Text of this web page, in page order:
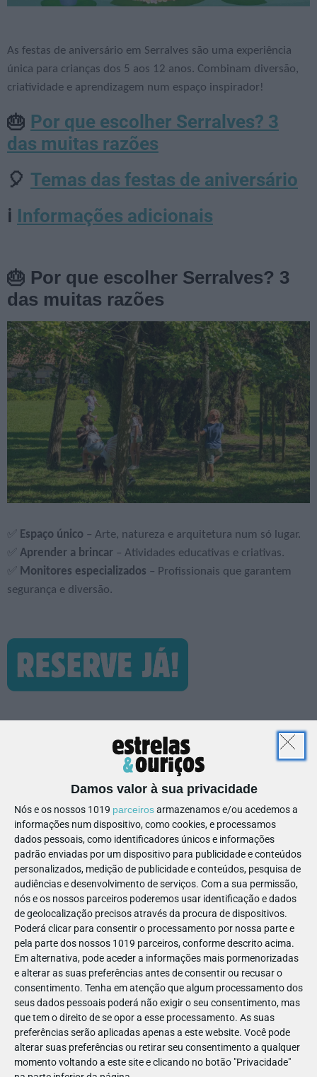
Damos valor à sua privacidade
Nós e os nossos 1019 parceirosarmazenamos e/ou acedemos a
informações num dispositivo, como cookies, e processamos
dados pessoais, como identificadores únicos e informações
padrão enviadas por um dispositivo para publicidade e conteúdos
personalizados, medição de publicidade e conteúdos, pesquisa de
audiências e desenvolvimento de serviços. Com a sua permissão,
nós e os nossos parceiros poderemos usar identificação e dados
de geolocalização precisos através da procura de dispositivos.
Poderá clicar para consentir o processamento por nossa parte e
pela parte dos nossos 1019 parceiros, conforme descrito acima.
Em alternativa, pode aceder a informações mais pormenorizadas
e alterar as suas preferências antes de consentir ou recusar o
consentimento. Tenha em atenção que algum processamento dos
seus dados pessoais poderá não exigir o seu consentimento, mas
que tem o direito de se opor a esse processamento. As suas
preferências serão aplicadas apenas a este website. Você pode
alterar suas preferências ou retirar seu consentimento a qualquer
momento voltando a este site e clicando no botão "Privacidade"
As festas de aniversário em Serralves são uma experiência
única para crianças dos 5 aos 12 anos. Combinam diversão,
criatividade e aprendizagem num espaço inspirador!
🎂 Por que escolher Serralves? 3
das muitas razões
🎈 Temas das festas de aniversário
ℹ️ Informações adicionais
🎂 Por que escolher Serralves? 3
das muitas razões
✅ Espaço único – Arte, natureza e arquitetura num só lugar.
✅ Aprender a brincar – Atividades educativas e criativas.
✅
Monitores especializados – Profissionais que garantem
segurança e diversão.
🎈 Temas das festas de aniversário
🦋Uma aventura no Parque– Aventuras ao ar livre para
explorar ciência, arte e biodiversidade. Do Treetop Walk, os